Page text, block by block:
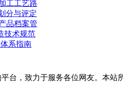
工工艺路
分与评定
品档案管
技术规范
系指南
台，致力于服务各位网友。本